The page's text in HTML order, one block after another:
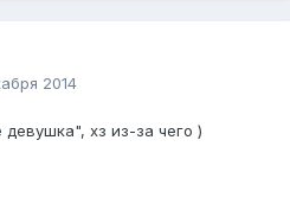
2014
хз из-за чего )